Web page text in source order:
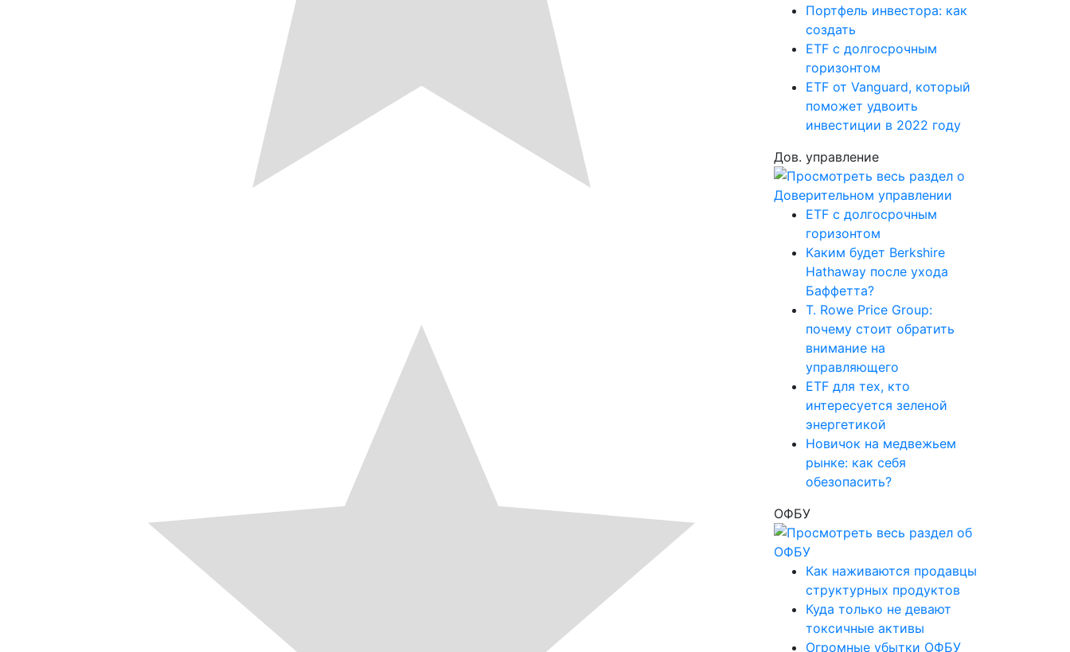
Портфель инвестора: как
создать
ETF с долгосрочным
горизонтом
ETF от Vanguard, который
поможет удвоить
инвестиции в 2022 году
Дов. управление
ETF с долгосрочным
горизонтом
Каким будет Berkshire
Hathaway после ухода
Баффетта?
T. Rowe Price Group:
почему стоит обратить
внимание на
управляющего
ETF для тех, кто
интересуется зеленой
энергетикой
Новичок на медвежьем
рынке: как себя
обезопасить?
ОФБУ
Как наживаются продавцы
структурных продуктов
Куда только не девают
токсичные активы
Огромные убытки ОФБУ